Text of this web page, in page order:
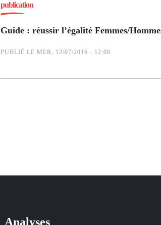
publication
Guide : réussir l’égalité Femmes/
PUBLIÉ LE MER, 12/07/2016 - 12:00
Analyses